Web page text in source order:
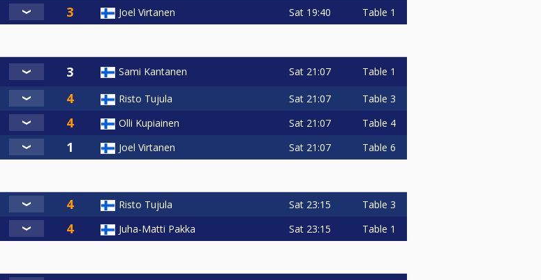
Joel Virtanen Sat 19:40 Table 1
Sami Kantanen Sat 21:07 Table 1
Risto Tujula Sat 21:07 Table 3
Olli Kupiainen Sat 21:07 Table 4
Joel Virtanen Sat 21:07 Table 6
Risto Tujula Sat 23:15 Table 3
Juha-Matti Pakka Sat 23:15 Table 1